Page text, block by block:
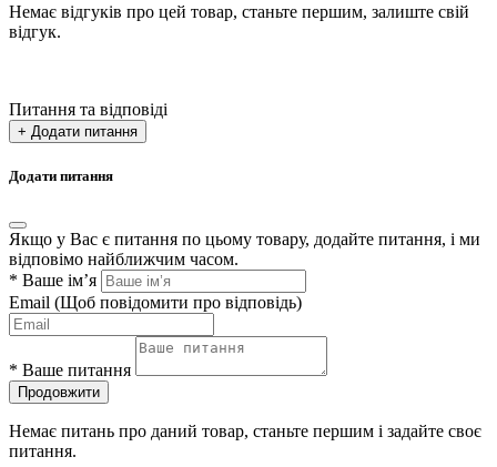
Немає відгуків про цей товар, станьте першим, залиште свій
відгук.
Питання та відповіді
+ Додати питання
Додати питання
Якщо у Вас є питання по цьому товару, додайте питання, і ми
відповімо найближчим часом.
* Ваше ім’я
Email (Щоб повідомити про відповідь)
* Ваше питання
Продовжити
Немає питань про даний товар, станьте першим і задайте своє
питання.